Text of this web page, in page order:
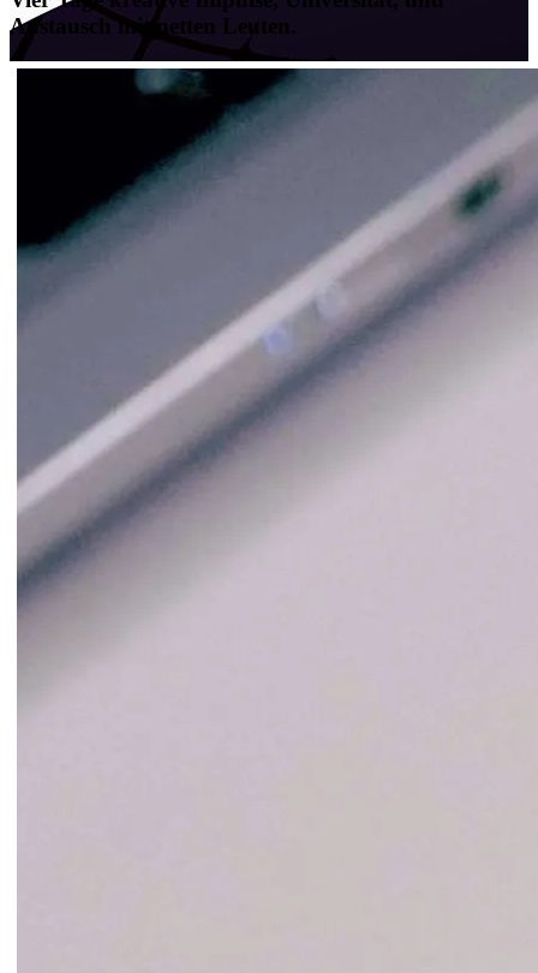
Austauschmit netten Leuten.